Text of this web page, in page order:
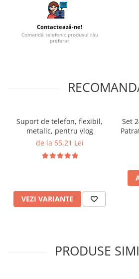
Contactează-ne!
Comandă telefonic produsul tău
preferat
Suport de telefon, flexibil,
metalic, pentru vlog
de la 55,21 Lei
VEZI VARIANTE
Set
PRODUSE